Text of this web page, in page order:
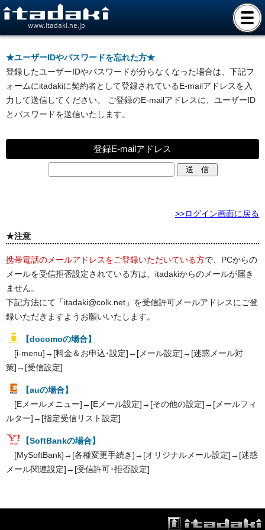
www.itadaki.ne.jp
★ユーザーIDやパスワードを忘れた方★
登録したユーザーIDやパスワードが分らなくなった場合は、下記フ
ォームにitadakiに契約者として登録されているE-mailアドレスを入
力して送信してください。 ご登録のE-mailアドレスに、ユーザーID
とパスワードを送信いたします。
登録E-mailアドレス
>>ログイン画面に戻る
★注意
携帯電話のメールアドレスをご登録いただいている方で、PCからの
メールを受信拒否設定されている方は、itadakiからのメールが届き
ません。
下記方法にて「itadaki@colk.net」を受信許可メールアドレスにご登
録いただきますようお願いいたします。
【docomoの場合】
[i-menu]→[料金＆お申込･設定]→[メール設定]→[迷惑メール対
策]→[受信設定]
【auの場合】
[Eメールメニュー]→[Eメール設定]→[その他の設定]→[メールフィ
ルター]→[指定受信リスト設定]
【SoftBankの場合】
[MySoftBank]→[各種変更手続き]→[オリジナルメール設定]→[迷惑
メール関連設定]→[受信許可･拒否設定]